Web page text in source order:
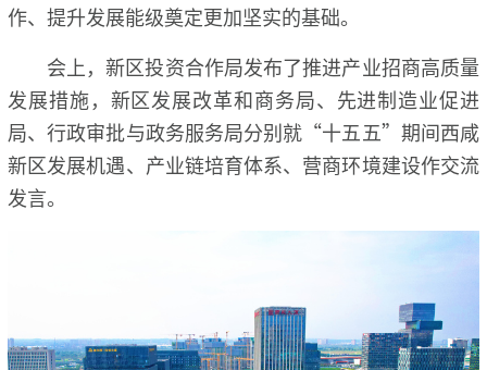
作、提升发展能级奠定更加坚实的基础。
会上，新区投资合作局发布了推进产业招商高质量
发展措施，新区发展改革和商务局、先进制造业促进
局、行政审批与政务服务局分别就“十五五”期间西咸
新区发展机遇、产业链培育体系、营商环境建设作交流
发言。